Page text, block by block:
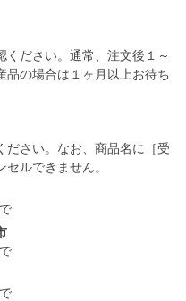
ださい。通常、注文後１～
品の場合は１ヶ月以上お待ち
ださい。なお、商品名に［受
ルできません。